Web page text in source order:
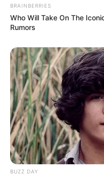
BRAINBERRIES
Who Will Take On The
Rumors
BUZZ DAY